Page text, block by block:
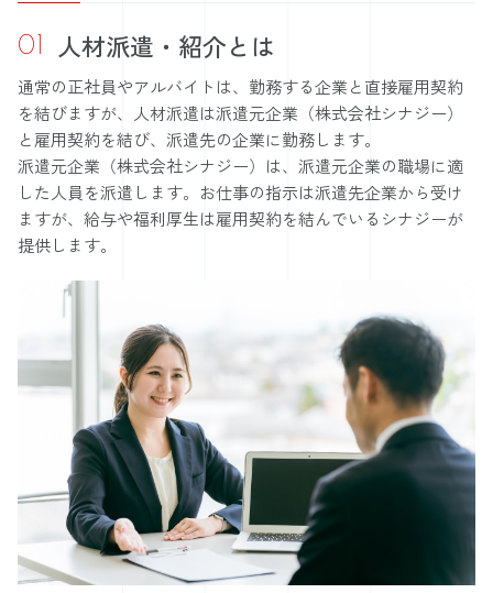
01 人材派遣・紹介とは
通常の正社員やアルバイトは、勤務する企業と直接雇用契約
を結びますが、人材派遣は派遣元企業（株式会社シナジー）
と雇用契約を結び、派遣先の企業に勤務します。
派遣元企業（株式会社シナジー）は、派遣元企業の職場に適
した人員を派遣します。お仕事の指示は派遣先企業から受け
ますが、給与や福利厚生は雇用契約を結んでいるシナジーが
提供します。